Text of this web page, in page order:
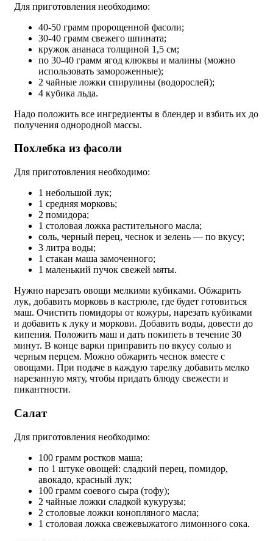
Для приготовления необходимо:
40-50 грамм пророщенной фасоли;
30-40 грамм свежего шпината;
кружок ананаса толщиной 1,5 см;
по 30-40 грамм ягод клюквы и малины (можно
использовать замороженные);
2 чайные ложки спирулины (водорослей);
4 кубика льда.
Надо положить все ингредиенты в блендер и взбить их до
получения однородной массы.
Похлебка из фасоли
Для приготовления необходимо:
1 небольшой лук;
1 средняя морковь;
2 помидора;
1 столовая ложка растительного масла;
соль, черный перец, чеснок и зелень — по вкусу;
3 литра воды;
1 стакан маша замоченного;
1 маленький пучок свежей мяты.
Нужно нарезать овощи мелкими кубиками. Обжарить
лук, добавить морковь в кастрюле, где будет готовиться
маш. Очистить помидоры от кожуры, нарезать кубиками
и добавить к луку и моркови. Добавить воды, довести до
кипения. Положить маш и дать покипеть в течение 30
минут. В конце варки приправить по вкусу солью и
черным перцем. Можно обжарить чеснок вместе с
овощами. При подаче в каждую тарелку добавить мелко
нарезанную мяту, чтобы придать блюду свежести и
пикантности.
Салат
Для приготовления необходимо:
100 грамм ростков маша;
по 1 штуке овощей: сладкий перец, помидор,
авокадо, красный лук;
100 грамм соевого сыра (тофу);
2 чайные ложки сладкой кукурузы;
2 столовые ложки конопляного масла;
1 столовая ложка свежевыжатого лимонного сока.